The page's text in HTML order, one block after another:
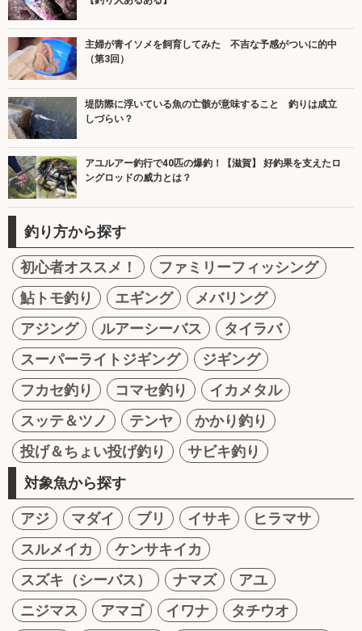
主婦が青イソメを飼育してみた 不吉な予感がついに的中
（第3回）
堤防際に浮いている魚の亡骸が意味すること 釣りは成立
しづらい？
アユルアー釣行で40匹の爆釣！【滋賀】 好釣果を支えたロ
ングロッドの威力とは？
釣り方から探す
初心者オススメ！
ファミリーフィッシング
鮎トモ釣り
エギング
メバリング
アジング
ルアーシーバス
タイラバ
スーパーライトジギング
ジギング
フカセ釣り
コマセ釣り
イカメタル
スッテ＆ツノ
テンヤ
かかり釣り
投げ＆ちょい投げ釣り
サビキ釣り
対象魚から探す
アジ マダイ ブリ イサキ
ヒラマサ
スルメイカ
ケンサキイカ
スズキ（シーバス）
ナマズ
アユ
ニジマス
アマゴ イワナ
タチウオ